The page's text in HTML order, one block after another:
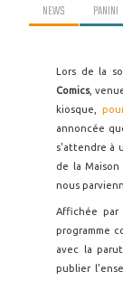
NEWS PANINI
Lors de la
Comics,
kiosque,
annoncée
s'attendre à
de la
nous
Affichée
programme
avec la
publier